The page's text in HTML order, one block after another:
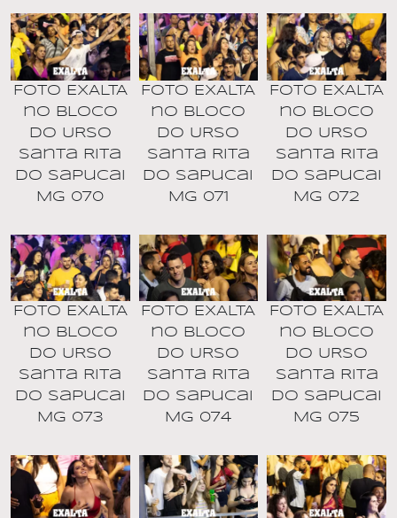
Foto EXALTA
no BLOCO
DO URSO
Santa Rita
do Sapucai
MG 070
Foto EXALTA
no BLOCO
DO URSO
Santa Rita
do Sapucai
MG 071
Foto EXALTA
no BLOCO
DO URSO
Santa Rita
do Sapucai
MG 072
Foto EXALTA
no BLOCO
DO URSO
Santa Rita
do Sapucai
MG 073
Foto EXALTA
no BLOCO
DO URSO
Santa Rita
do Sapucai
MG 074
Foto EXALTA
no BLOCO
DO URSO
Santa Rita
do Sapucai
MG 075